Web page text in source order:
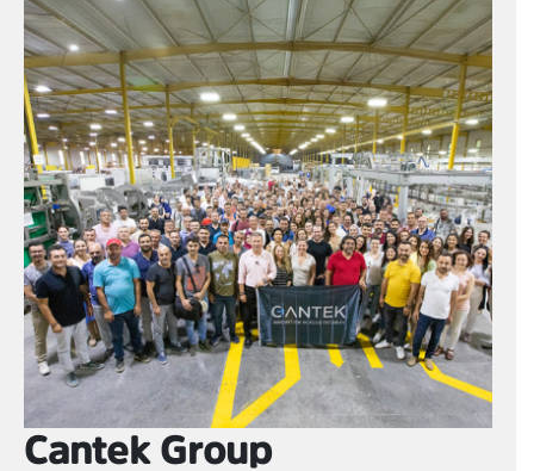
Cantek Group